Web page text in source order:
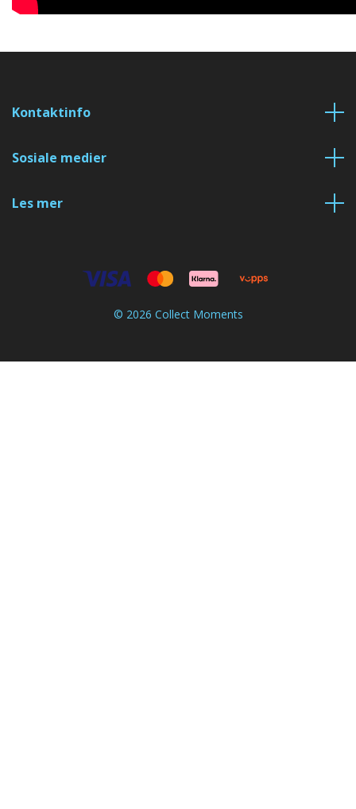
Kontaktinfo
Sosiale medier
Les mer
© 2026 Collect Moments